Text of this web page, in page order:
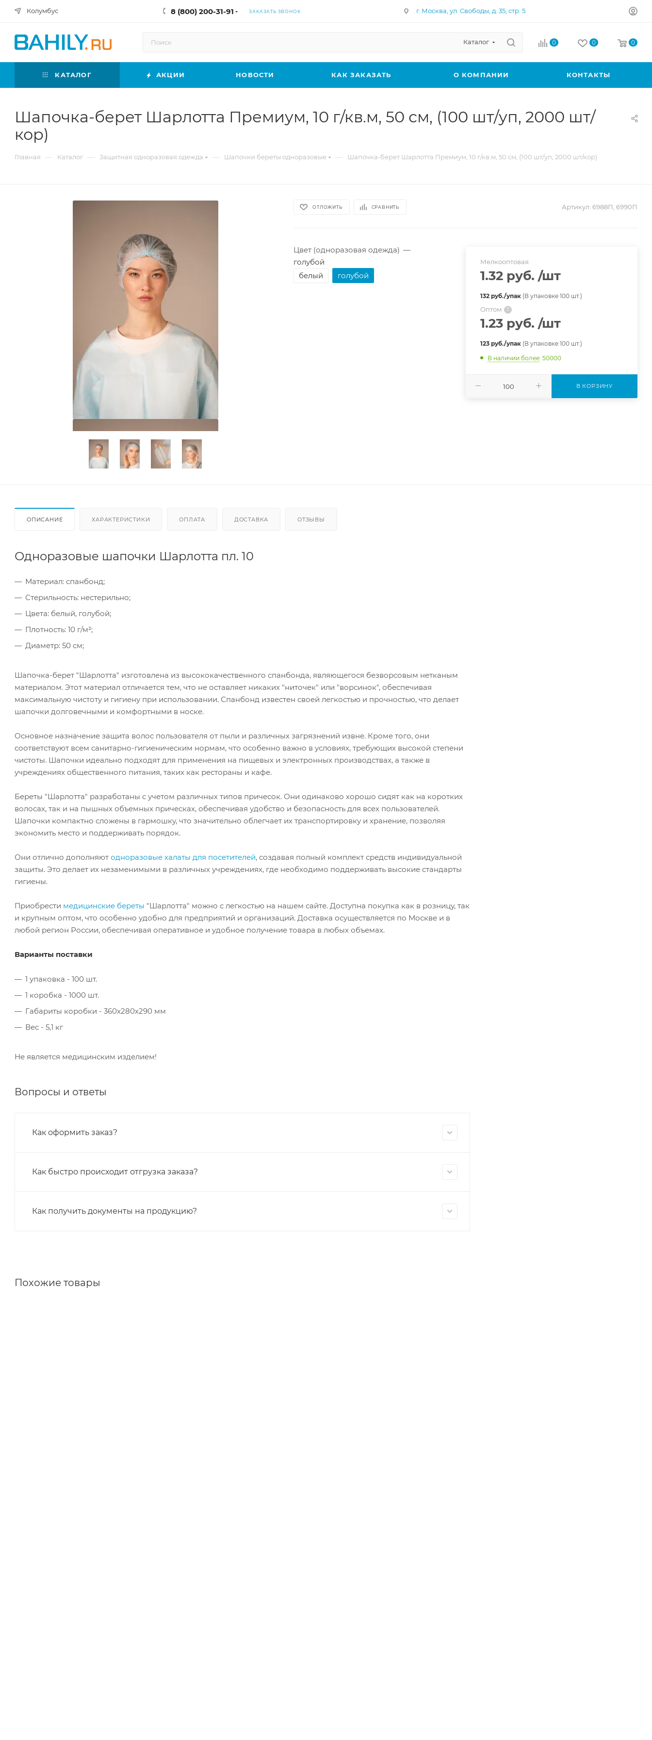
Колумбус 8 (800) 200-31-91 ЗАКАЗАТЬ ЗВОНОК г. Москва, ул. Свободы, д. 35, стр. 5
Каталог 0 0 0
КАТАЛОГ АКЦИИ НОВОСТИ КАК ЗАКАЗАТЬ О КОМПАНИИ КОНТАКТЫ
Шапочка-берет Шарлотта Премиум, 10 г/кв.м, 50 см, (100 шт/уп, 2000 шт/
кор)
Главная — Каталог — Защитная одноразовая одежда — Шапочки береты одноразовые — Шапочка-берет Шарлотта Премиум, 10 г/кв.м, 50 см, (100 шт/уп, 2000 шт/кор)
ОТЛОЖИТЬ СРАВНИТЬ Артикул: 6988П, 6990П
Цвет (одноразовая одежда) —
голубой
белый
голубой
Мелкооптовая
1.32 руб. /шт
132 руб./упак(В упаковке 100 шт.)
Оптом ?
1.23 руб. /шт
123 руб./упак(В упаковке 100 шт.)
В наличии более: 50000
В КОРЗИНУ
ОПИСАНИЕ ХАРАКТЕРИСТИКИ ОПЛАТА ДОСТАВКА ОТЗЫВЫ
Одноразовые шапочки Шарлотта пл. 10
Материал: спанбонд;
Стерильность: нестерильно;
Цвета: белый, голубой;
Плотность: 10 г/м²;
Диаметр: 50 см;
Шапочка-берет "Шарлотта" изготовлена из высококачественного спанбонда, являющегося безворсовым нетканым
материалом. Этот материал отличается тем, что не оставляет никаких "ниточек" или "ворсинок", обеспечивая
максимальную чистоту и гигиену при использовании. Спанбонд известен своей легкостью и прочностью, что делает
шапочки долговечными и комфортными в носке.
Основное назначение защита волос пользователя от пыли и различных загрязнений извне. Кроме того, они
соответствуют всем санитарно-гигиеническим нормам, что особенно важно в условиях, требующих высокой степени
чистоты. Шапочки идеально подходят для применения на пищевых и электронных производствах, а также в
учреждениях общественного питания, таких как рестораны и кафе.
Береты "Шарлотта" разработаны с учетом различных типов причесок. Они одинаково хорошо сидят как на коротких
волосах, так и на пышных объемных прическах, обеспечивая удобство и безопасность для всех пользователей.
Шапочки компактно сложены в гармошку, что значительно облегчает их транспортировку и хранение, позволяя
экономить место и поддерживать порядок.
Они отлично дополняют одноразовые халаты для посетителей, создавая полный комплект средств индивидуальной
защиты. Это делает их незаменимыми в различных учреждениях, где необходимо поддерживать высокие стандарты
гигиены.
Приобрести медицинские береты "Шарлотта" можно с легкостью на нашем сайте. Доступна покупка как в розницу, так
и крупным оптом, что особенно удобно для предприятий и организаций. Доставка осуществляется по Москве и в
любой регион России, обеспечивая оперативное и удобное получение товара в любых объемах.
Варианты поставки
1 упаковка - 100 шт.
1 коробка - 1000 шт.
Габариты коробки - 360х280х290 мм
Вес - 5,1 кг
Не является медицинским изделием!
Вопросы и ответы
Как оформить заказ?
Как быстро происходит отгрузка заказа?
Как получить документы на продукцию?
Похожие товары